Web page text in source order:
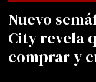
Nuevo
City revela
comprar y